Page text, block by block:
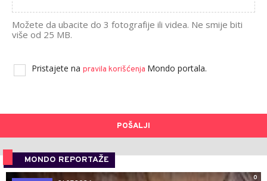
Možete da ubacite do 3 fotografije ili videa. Ne smije biti
više od 25 MB.
Pristajete na pravila korišćenja Mondo portala.
POŠALJI
MONDO REPORTAŽE
0